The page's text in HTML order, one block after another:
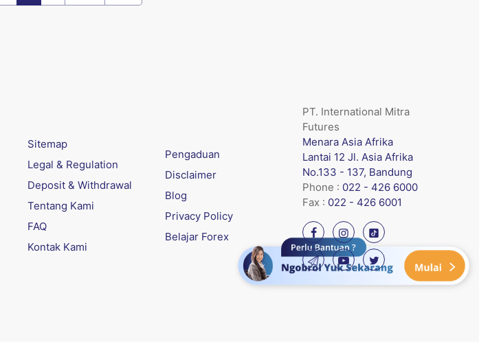
Sitemap
Legal & Regulation
Deposit & Withdrawal
Tentang Kami
FAQ
Kontak Kami
Pengaduan
Disclaimer
Blog
Privacy Policy
Belajar Forex
PT. International Mitra
Futures
Menara Asia Afrika
Lantai 12 Jl. Asia Afrika
No.133 - 137, Bandung
Phone : 022 - 426 6000
Fax : 022 - 426 6001